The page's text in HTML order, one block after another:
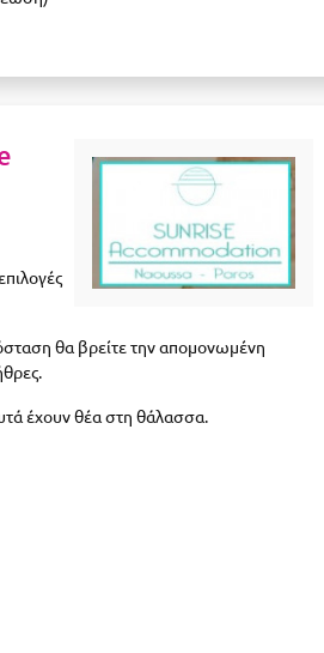
θα βρείτε την απομονωμένη
έχουν θέα στη θάλασσα.